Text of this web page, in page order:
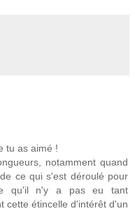
tu as aimé !
notamment quand
ce qui s'est déroulé pour
qu'il n'y a pas eu tant
cette étincelle d'intérêt d'un